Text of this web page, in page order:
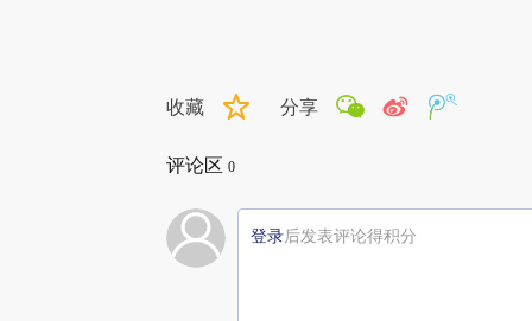
收藏 分享
评论区 0
登录后发表评论得积分